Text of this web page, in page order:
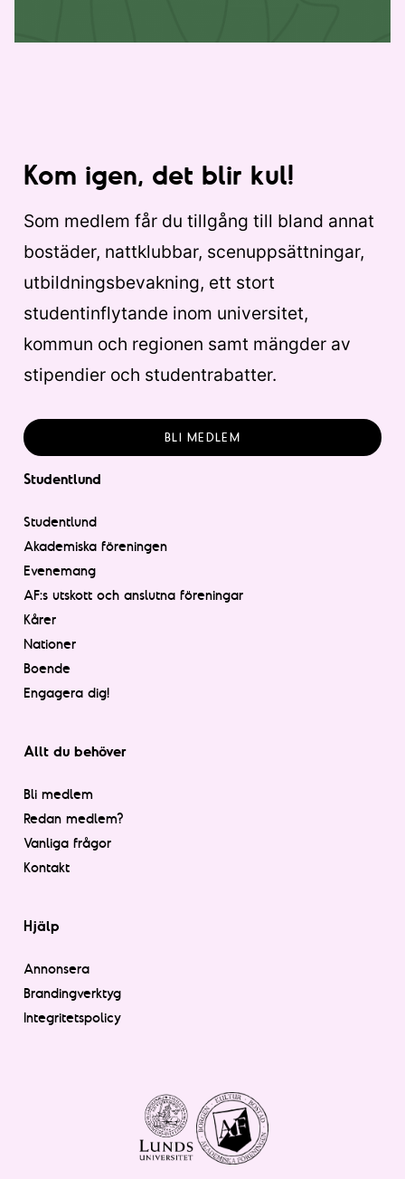
Kom igen, det blir kul!
Som medlem får du tillgång till bland annat
bostäder, nattklubbar, scenuppsättningar,
utbildningsbevakning, ett stort
studentinflytande inom universitet,
kommun och regionen samt mängder av
stipendier och studentrabatter.
BLI MEDLEM
Studentlund
Studentlund
Akademiska föreningen
Evenemang
AF:s utskott och anslutna föreningar
Kårer
Nationer
Boende
Engagera dig!
Allt du behöver
Bli medlem
Redan medlem?
Vanliga frågor
Kontakt
Hjälp
Annonsera
Brandingverktyg
Integritetspolicy